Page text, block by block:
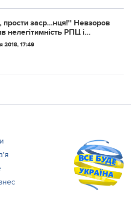
заср...нця!'' Невзоров
нелегітимність РПЦ і
ВІДЕО
2018, 17:49